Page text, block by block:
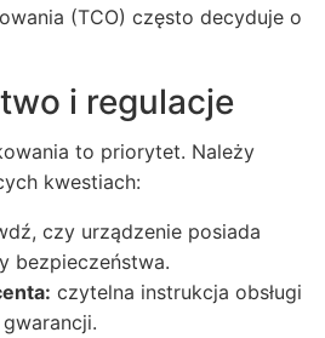
(TCO) często decyduje o
i regulacje
to priorytet. Należy
kwestiach:
czy urządzenie posiada
bezpieczeństwa.
czytelna instrukcja obsługi